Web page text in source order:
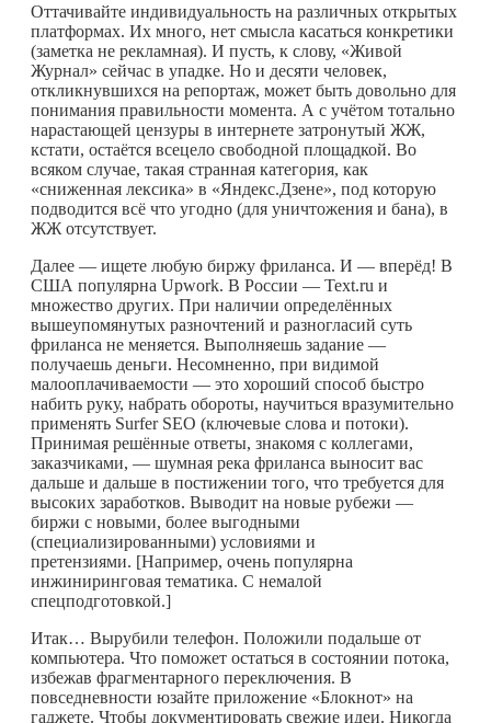
Оттачивайте индивидуальность на различных открытых
платформах. Их много, нет смысла касаться конкретики
(заметка не рекламная). И пусть, к слову, «Живой
Журнал» сейчас в упадке. Но и десяти человек,
откликнувшихся на репортаж, может быть довольно для
понимания правильности момента. А с учётом тотально
нарастающей цензуры в интернете затронутый ЖЖ,
кстати, остаётся всецело свободной площадкой. Во
всяком случае, такая странная категория, как
«сниженная лексика» в «Яндекс.Дзене», под которую
подводится всё что угодно (для уничтожения и бана), в
ЖЖ отсутствует.
Далее — ищете любую биржу фриланса. И — вперёд! В
США популярна Upwork. В России — Text.ru и
множество других. При наличии определённых
вышеупомянутых разночтений и разногласий суть
фриланса не меняется. Выполняешь задание —
получаешь деньги. Несомненно, при видимой
малооплачиваемости — это хороший способ быстро
набить руку, набрать обороты, научиться вразумительно
применять Surfer SEO (ключевые слова и потоки).
Принимая решённые ответы, знакомя с коллегами,
заказчиками, — шумная река фриланса выносит вас
дальше и дальше в постижении того, что требуется для
высоких заработков. Выводит на новые рубежи —
биржи с новыми, более выгодными
(специализированными) условиями и
претензиями. [Например, очень популярна
инжиниринговая тематика. С немалой
спецподготовкой.]
Итак… Вырубили телефон. Положили подальше от
компьютера. Что поможет остаться в состоянии потока,
избежав фрагментарного переключения. В
повседневности юзайте приложение «Блокнот» на
гаджете. Чтобы документировать свежие идеи. Никогда